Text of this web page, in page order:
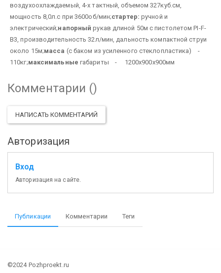
воздухоохлаждаемый, 4-х тактный, объемом 327куб.см,
мощность 8,0л.с при 3600об/мин;стартер: ручной и
электрический;напорный рукав длиной 50м с пистолетом PI-F-
B3, производительность 32л/мин, дальность компактной струи
около 15м;масса (с баком из усиленного стеклопластика) -
110кг;максимальные габариты - 1200х900х900мм
Комментарии ()
НАПИСАТЬ КОММЕНТАРИЙ
Авторизация
Вход
Авторизация на сайте.
Публикации Комментарии Теги
©2024 Pozhproekt.ru